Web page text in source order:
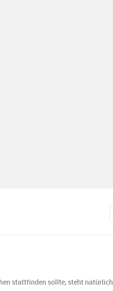
stattfinden sollte, steht